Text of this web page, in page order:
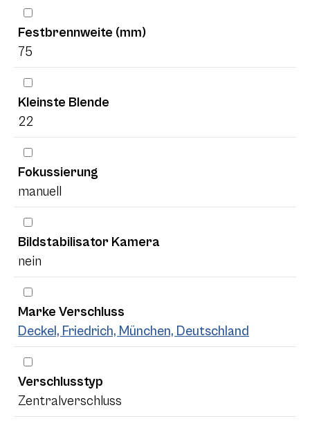
Festbrennweite (mm)
75
Kleinste Blende
22
Fokussierung
manuell
Bildstabilisator Kamera
nein
Marke Verschluss
Deckel, Friedrich, München, Deutschland
Verschlusstyp
Zentralverschluss